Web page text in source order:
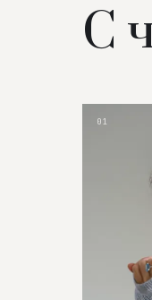
С
01